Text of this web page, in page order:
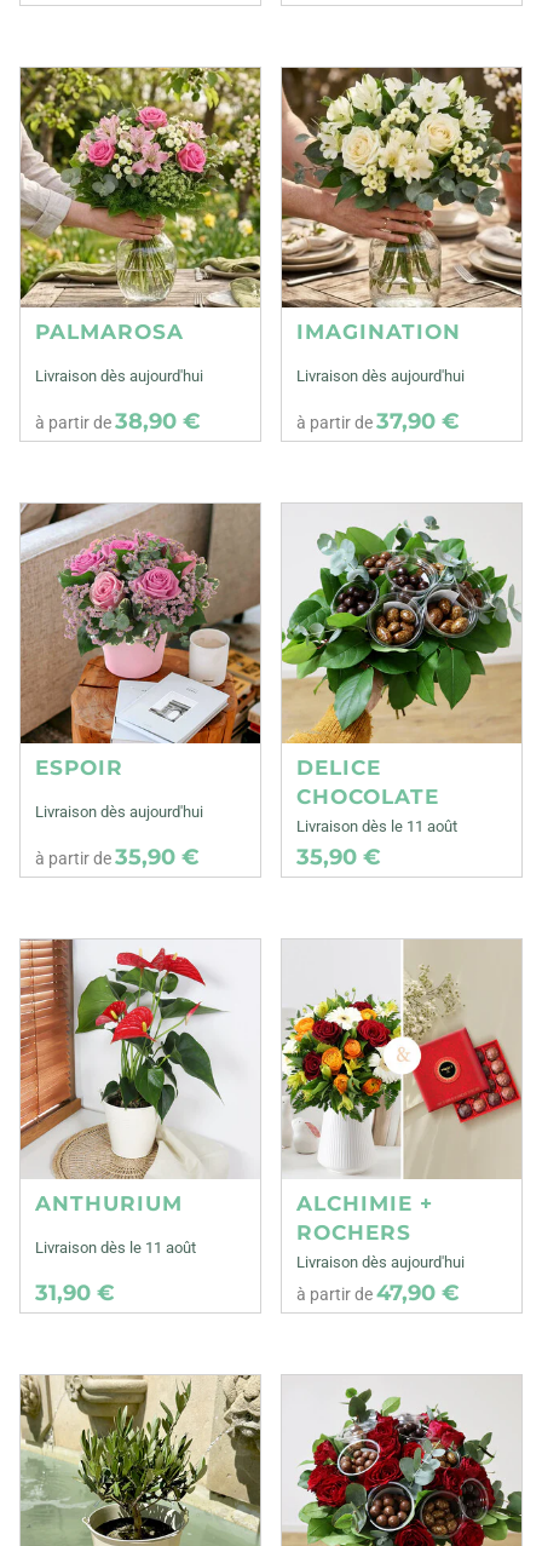
PALMAROSA
Livraison dès aujourd'hui
à partir de38,90 €
IMAGINATION
Livraison dès aujourd'hui
à partir de37,90 €
ESPOIR
Livraison dès aujourd'hui
à partir de35,90 €
DELICE
CHOCOLATE
Livraison dès le 11 août
35,90 €
ANTHURIUM
Livraison dès le 11 août
31,90 €
ALCHIMIE +
ROCHERS
Livraison dès aujourd'hui
à partir de47,90 €